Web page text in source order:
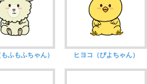
ふもふちゃん） ヒヨコ（ぴよちゃん）